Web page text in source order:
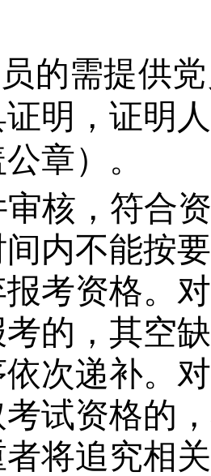
的需提供
明，证明
章）。
核，符合
内不能按
报考资格。
的，其空
次递补。
试资格的
将追究相